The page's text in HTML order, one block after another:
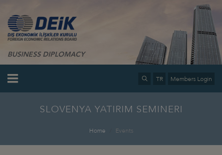
BUSINESS DIPLOMACY
TR Members Login
SLOVENYA YATIRIM SEMINERI
Home Events